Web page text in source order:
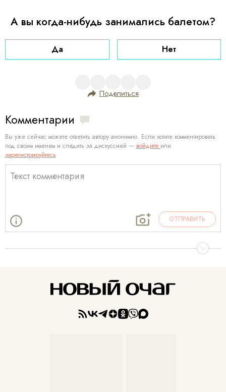
А вы когда-нибудь занимались балетом?
Да Нет
Поделиться
Комментарии
Вы уже сейчас можете ответить автору анонимно. Если хотите комментировать
под своим именем и следить за дискуссией — войдите или
зарегистрируйтесь
ОТПРАВИТЬ